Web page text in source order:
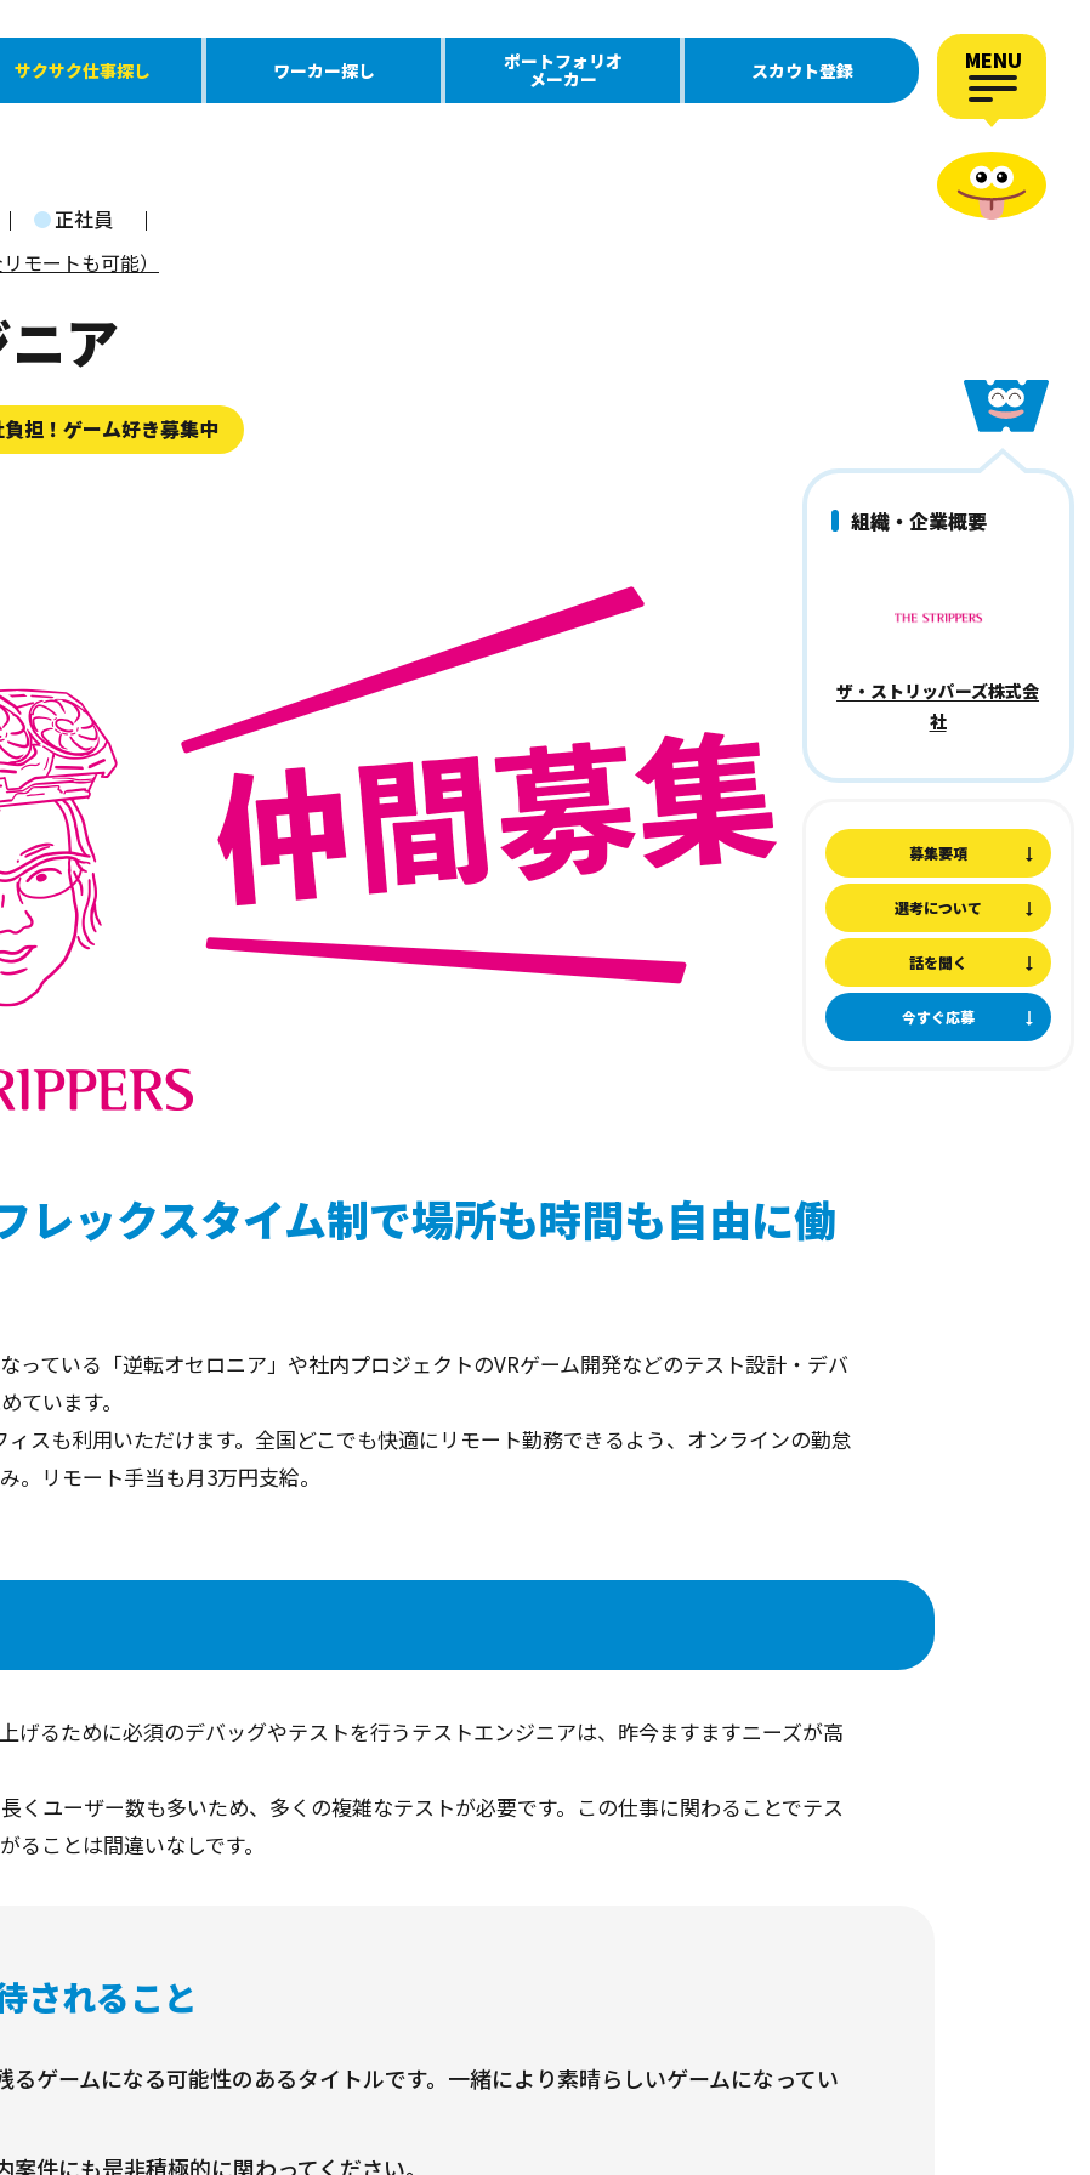
サクサク仕事探し ワーカー探し ポートフォリオ
メーカー スカウト登録 MENU
組織・企業概要
ザ・ストリッパーズ株式会
社
募集要項
選考について
話を聞く
今すぐ応募
正社員
モートも可能）
ア
担！ゲーム好き募集中
レックスタイム制で場所も時間も自由に働
っている「逆転オセロニア」や社内プロジェクトのVRゲーム開発などのテスト設計・デバ
ています。
スも利用いただけます。全国どこでも快適にリモート勤務できるよう、オンラインの勤怠
。リモート手当も月3万円支給。
げるために必須のデバッグやテストを行うテストエンジニアは、昨今ますますニーズが高
くユーザー数も多いため、多くの複雑なテストが必要です。この仕事に関わることでテス
ることは間違いなしです。
されること
るゲームになる可能性のあるタイトルです。一緒により素晴らしいゲームになってい
件にも是非積極的に関わってください。